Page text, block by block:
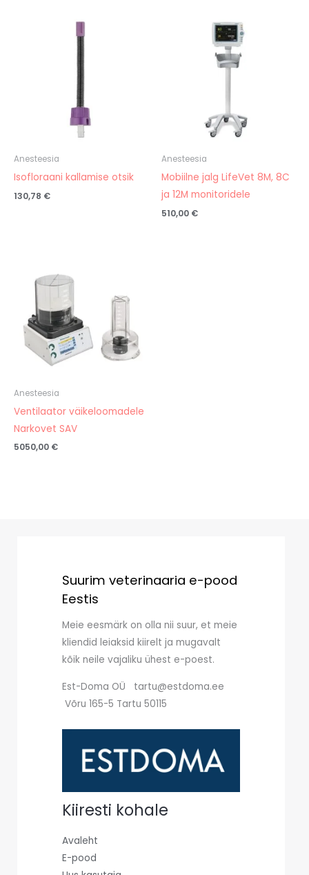
Anesteesia
Isofloraani kallamise otsik
130,78 €
Anesteesia
Mobiilne jalg LifeVet 8M, 8C
ja 12M monitoridele
510,00 €
Anesteesia
Ventilaator väikeloomadele
Narkovet SAV
5050,00 €
Suurim veterinaaria e-pood
Eestis
Meie eesmärk on olla nii suur, et meie
kliendid leiaksid kiirelt ja mugavalt
kõik neile vajaliku ühest e-poest.
Est-Doma OÜ tartu@estdoma.ee
Võru 165-5 Tartu 50115
Kiiresti kohale
Avaleht
E-pood